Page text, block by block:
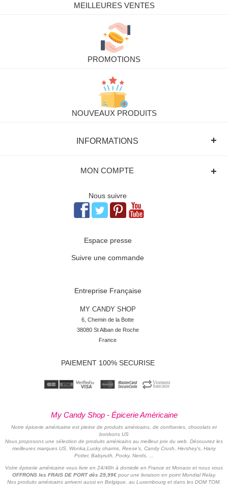
MEILLEURES VENTES
PROMOTIONS
NOUVEAUX PRODUITS
+
INFORMATIONS
+
MON COMPTE
Nous suivre
Espace presse
Suivre une commande
Entreprise Française
MY CANDY SHOP
6, Chemin de la Botte
38080 St Alban de Roche
France
PAIEMENT 100% SECURISE
My Candy Shop - Épicerie Américaine
Notre épicerie américaine est pleine de produits américains, de confiseries, chocolats et
bonbons US
Nous proposons une sélection de produits américains au meilleur prix du web. Découvrez les
meilleures marques US, Wonka,Lucky charms, Reese's, Candy Crush, Hershey's, Harry
Potter, Babyruth, Pocky, Nerds, ...
Votre épicerie américaine vous livre en 24/48h à domicile en France et Monaco et nous vous
OFFRONS les FRAIS DE PORT dès 29,99€ pour une livraison en point Mondial Relay.
Nos produits américains arrivent aussi en Belgique, au Luxembourg et dans les DOM TOM.